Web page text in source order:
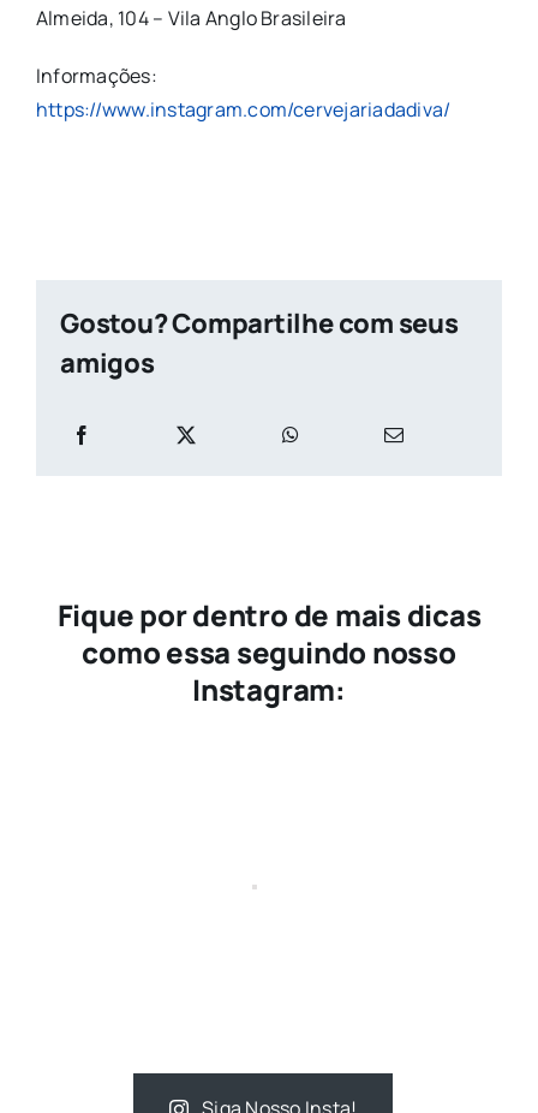
Almeida, 104 – Vila Anglo Brasileira
Informações:
https://www.instagram.com/cervejariadadiva/
Gostou? Compartilhe com seus
amigos
Fique por dentro de mais dicas
como essa seguindo nosso
Instagram: